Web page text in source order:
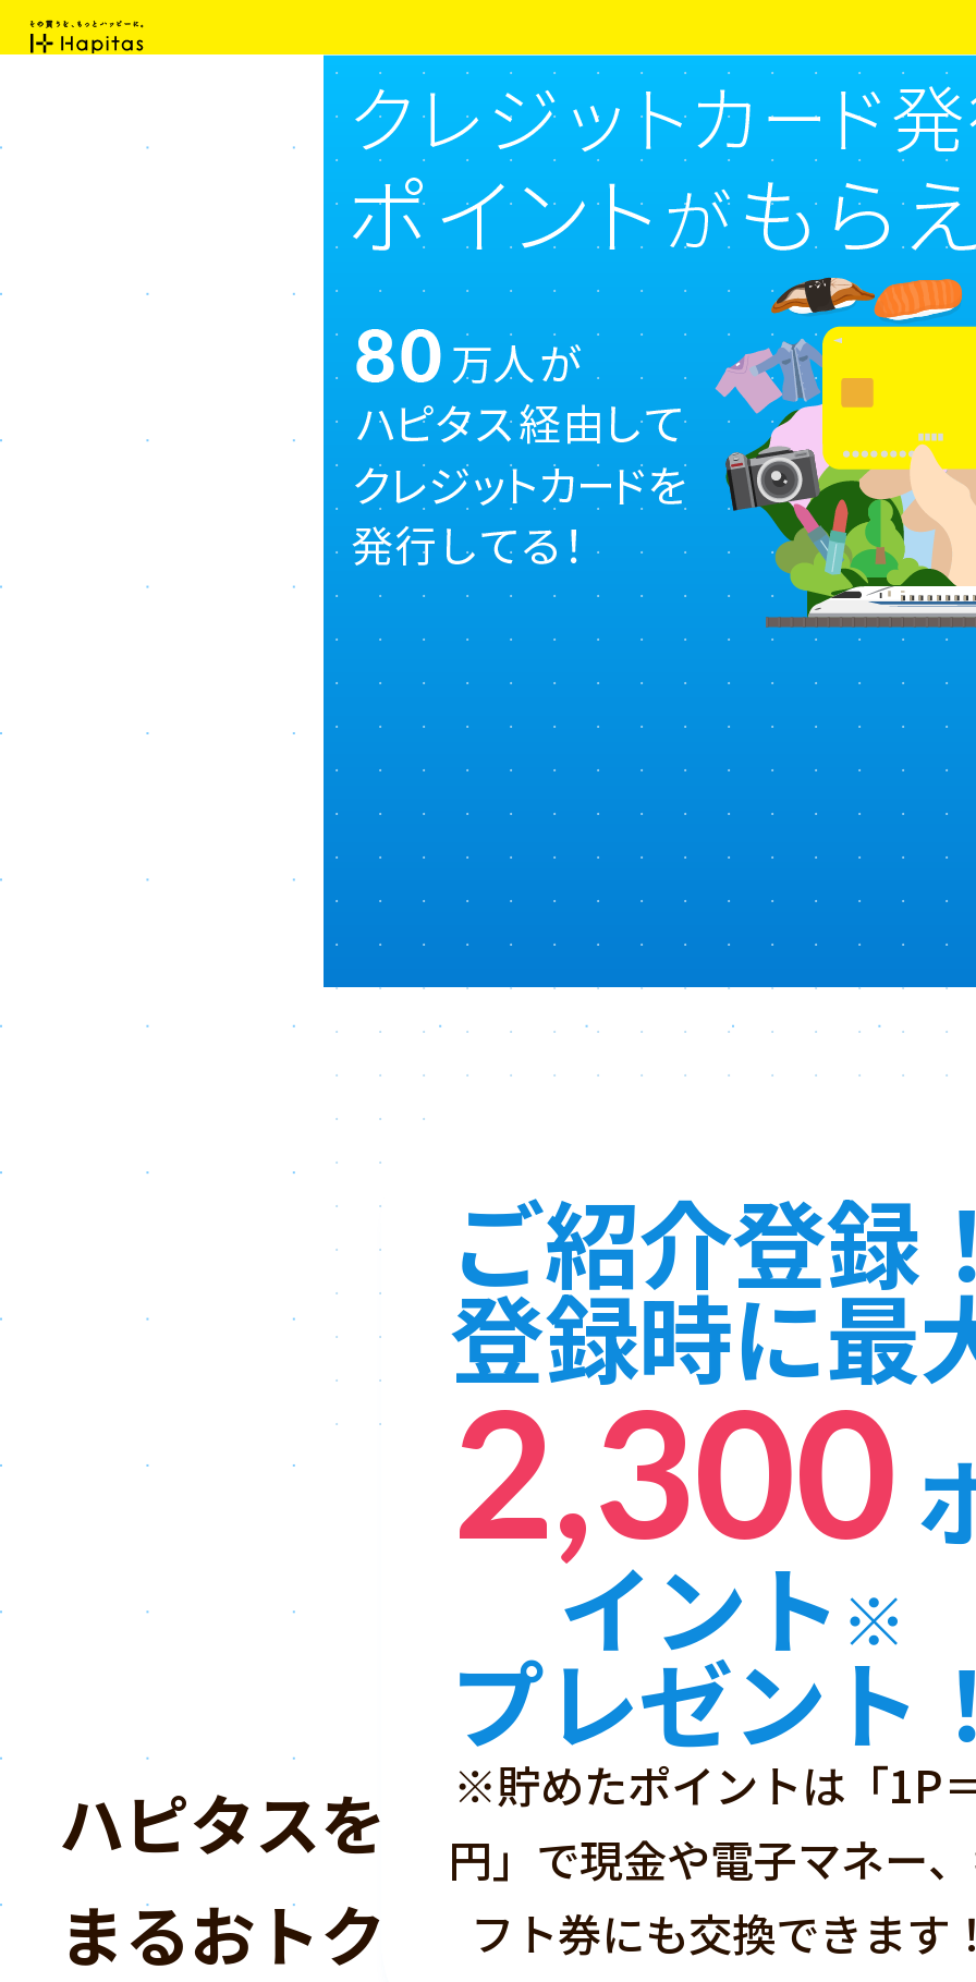
ご紹介登録
登録時に最
2,300
イント ※
プレゼント
※貯めたポイントは「1P
円」で現金や電子マネー
フト券にも交換できます
ハピタスと
ハピタスを「経由するだけ」
まるおトクなサイトです！